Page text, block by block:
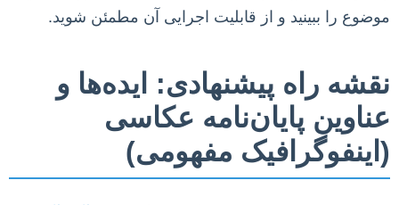
موضوع را ببینید و از قابلیت اجرایی آن مطمئن شوید.
نقشه راه پیشنهادی: ایده‌ها و
عناوین پایان‌نامه عکاسی
(اینفوگرافیک مفهومی)